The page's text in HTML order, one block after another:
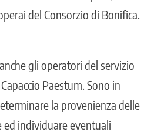
del Consorzio di Bonifica.
gli operatori del servizio
Paestum. Sono in
la provenienza delle
ed individuare eventuali